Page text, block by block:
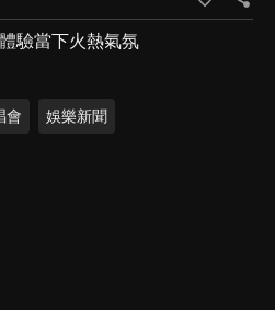
驗當下火熱氣氛
會 娛樂新聞